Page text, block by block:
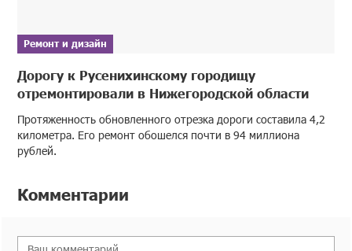
Ремонт и дизайн
Дорогу к Русенихинскому городищу
отремонтировали в Нижегородской области
Протяженность обновленного отрезка дороги составила 4,2
километра. Его ремонт обошелся почти в 94 миллиона
рублей.
Комментарии